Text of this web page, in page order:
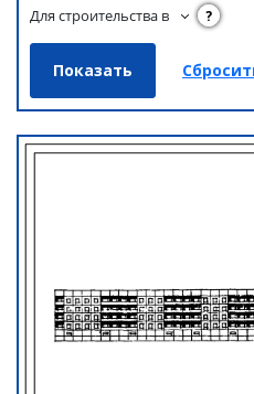
Для строительства в ?